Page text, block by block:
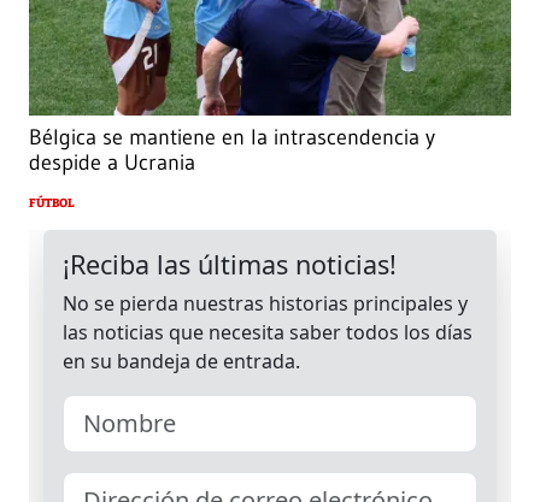
Bélgica se mantiene en la intrascendencia y
despide a Ucrania
FÚTBOL